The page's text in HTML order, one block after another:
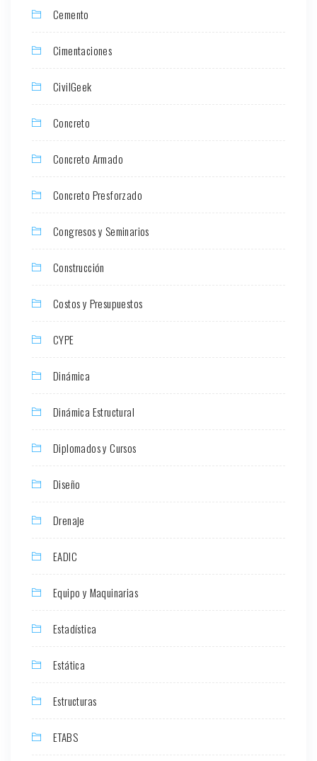
Cemento
Cimentaciones
CivilGeek
Concreto
Concreto Armado
Concreto Presforzado
Congresos y Seminarios
Construcción
Costos y Presupuestos
CYPE
Dinámica
Dinámica Estructural
Diplomados y Cursos
Diseño
Drenaje
EADIC
Equipo y Maquinarias
Estadística
Estática
Estructuras
ETABS